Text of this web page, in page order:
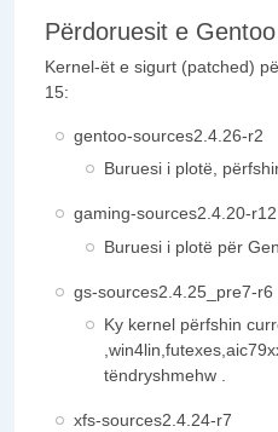
Përdoruesit e
Kernel-ët e sigurt (patched)
15:
gentoo-sources2.4.26-r2
Buruesi i plotë,
gaming-sources2.4.20-r12
Buruesi i plotë për
gs-sources2.4.25_pre7-r6
Ky kernel përfshin
tëndryshmehw .
xfs-sources2.4.24-r7